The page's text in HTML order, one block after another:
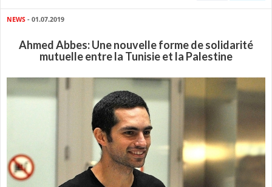
NEWS - 01.07.2019
Ahmed Abbes: Une nouvelle forme de solidarité
mutuelle entre la Tunisie et la Palestine